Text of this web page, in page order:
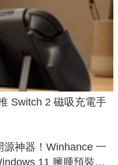
Switch 2 磁吸充電手
源神器！Winhance 一
11 臃腫預裝軟